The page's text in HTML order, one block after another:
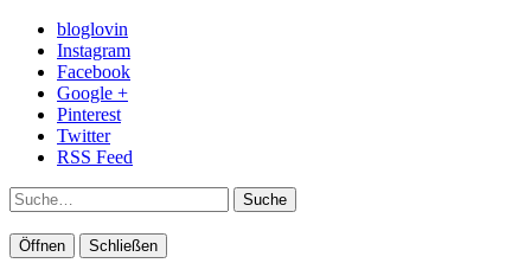
bloglovin
Instagram
Facebook
Google +
Pinterest
Twitter
RSS Feed
Suche
Öffnen Schließen